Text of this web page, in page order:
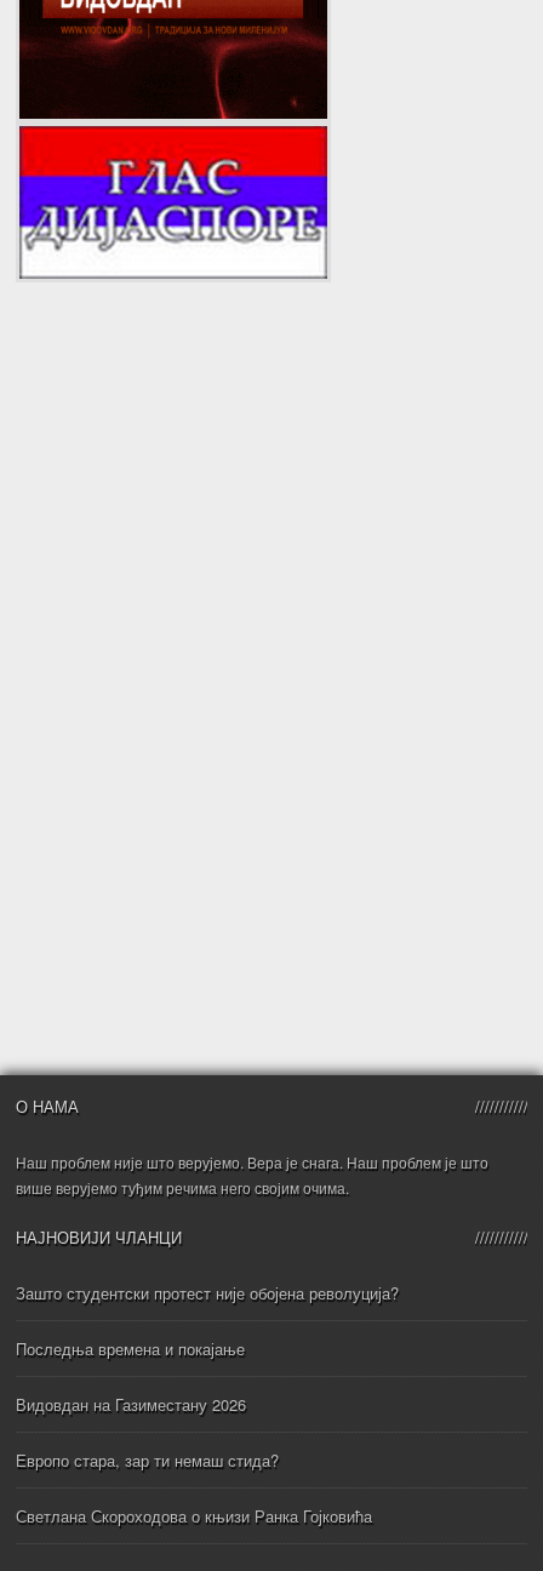
О НАМА
Наш проблем није што верујемо. Вера је снага. Наш проблем је што
више верујемо туђим речима него својим очима.
НАЈНОВИЈИ ЧЛАНЦИ
Зашто студентски протест није обојена револуција?
Последња времена и покајање
Видовдан на Газиместану 2026
Европо стара, зар ти немаш стида?
Светлана Скороходова о књизи Ранка Гојковића